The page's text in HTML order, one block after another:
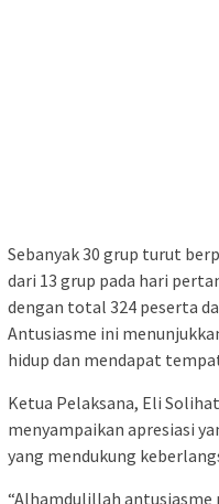
Sebanyak 30 grup turut
dari 13 grup pada hari
dengan total 324 peserta
Antusiasme ini
hidup dan mendapat
Ketua Pelaksana, Eli
menyampaikan apresiasi
yang mendukung
“Alhamdulillah antusiasme